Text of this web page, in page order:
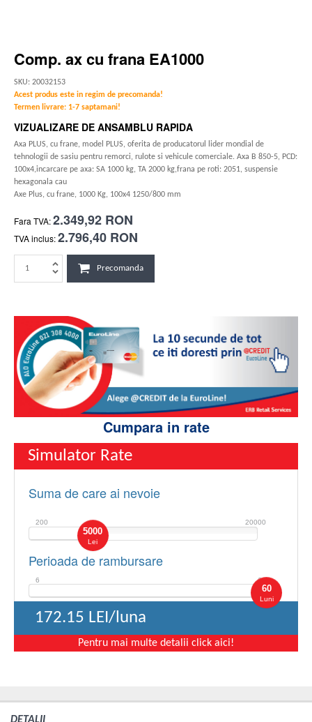
Comp. ax cu frana EA1000
SKU: 20032153
Acest produs este in regim de precomanda!
Termen livrare: 1-7 saptamani!
VIZUALIZARE DE ANSAMBLU RAPIDA
Axa PLUS, cu frane, model PLUS, oferita de producatorul lider mondial de
tehnologii de sasiu pentru remorci, rulote si vehicule comerciale. Axa B 850-5, PCD:
100x4,incarcare pe axa: SA 1000 kg, TA 2000 kg,frana pe roti: 2051, suspensie
hexagonala cau
Axe Plus, cu frane, 1000 Kg, 100x4 1250/800 mm
Fara TVA:2.349,92 RON
TVA inclus:2.796,40 RON
Precomanda
Cumpara in rate
Simulator Rate
Suma de care ai nevoie
5000
Lei
200 20000
Perioada de rambursare
60
Luni
6 60
172.15 LEI/luna
Pentru mai multe detalii click aici!
DETALII